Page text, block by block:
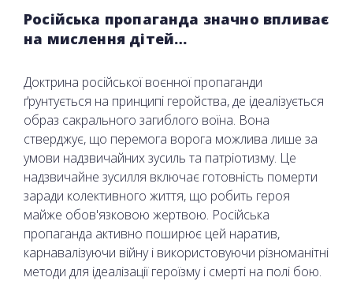
Російська пропаганда значно впливає
на мислення дітей…
Доктрина російської воєнної пропаганди
ґрунтується на принципі геройства, де ідеалізується
образ сакрального загиблого воїна. Вона
стверджує, що перемога ворога можлива лише за
умови надзвичайних зусиль та патріотизму. Це
надзвичайне зусилля включає готовність померти
заради колективного життя, що робить героя
майже обов'язковою жертвою. Російська
пропаганда активно поширює цей наратив,
карнавалізуючи війну і використовуючи різноманітні
методи для ідеалізації героїзму і смерті на полі бою.